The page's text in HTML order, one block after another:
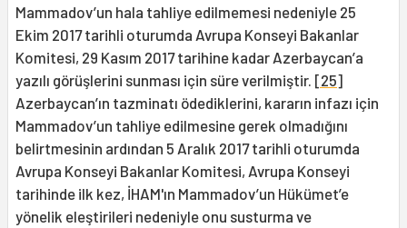
Mammadov’un hala tahliye edilmemesi nedeniyle 25
Ekim 2017 tarihli oturumda Avrupa Konseyi Bakanlar
Komitesi, 29 Kasım 2017 tarihine kadar Azerbaycan’a
yazılı görüşlerini sunması için süre verilmiştir. [25]
Azerbaycan’ın tazminatı ödediklerini, kararın infazı için
Mammadov’un tahliye edilmesine gerek olmadığını
belirtmesinin ardından 5 Aralık 2017 tarihli oturumda
Avrupa Konseyi Bakanlar Komitesi, Avrupa Konseyi
tarihinde ilk kez, İHAM'ın Mammadov’un Hükümet’e
yönelik eleştirileri nedeniyle onu susturma ve